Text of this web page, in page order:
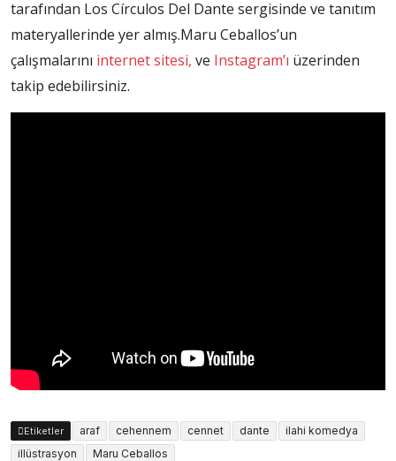
tarafından Los Círculos Del Dante sergisinde ve tanıtım
materyallerinde yer almış.Maru Ceballos’un
çalışmalarını internet sitesi, ve Instagram’ı üzerinden
takip edebilirsiniz.
Etiketler araf cehennem cennet dante
ilahi komedya
illüstrasyon
Maru Ceballos